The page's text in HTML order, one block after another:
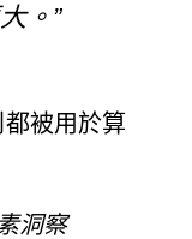
。”
被用於算
洞察